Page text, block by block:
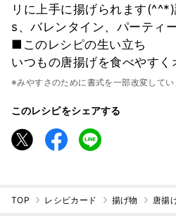
リに上手に揚げられます
s、バレンタイン、パーティ
■このレシピの生い立ち
いつもの唐揚げを食べやすく
※みやすさのために書式を一部改変してい
このレシピをシェアする
TOP レシピカード 揚げ物 唐揚